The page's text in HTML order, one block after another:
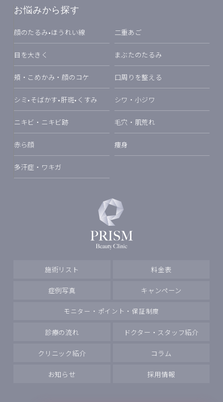
お悩みから探す
顔のたるみ•ほうれい線 二重あご
目を大きく まぶたのたるみ
頬・こめかみ・顔のコケ 口周りを整える
シミ•そばかす•肝斑•くすみ シワ・小ジワ
ニキビ・ニキビ跡 毛穴・肌荒れ
赤ら顔 痩身
多汗症・ワキガ
施術リスト 料金表
症例写真 キャンペーン
モニター・ポイント・保証制度
診療の流れ ドクター・スタッフ紹介
クリニック紹介 コラム
お知らせ 採用情報